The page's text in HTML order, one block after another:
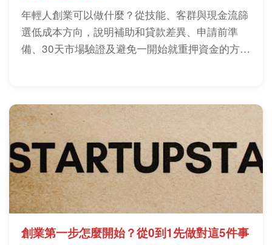
年輕人創業可以做什麼？從技能、客群與現金流篩
選低成本方向，說明補助和貸款差異、申請前準
備、30天市場驗證及避免一開始就重押資金的方
創業第一步怎麼開始？從0到1先做對這5件事